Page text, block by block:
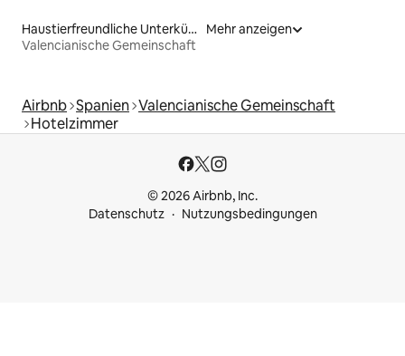
Haustierfreundliche Unterkünfte
Valencianische Gemeinschaft
Mehr anzeigen
Airbnb Spanien Valencianische Gemeinschaft
Hotelzimmer
© 2026 Airbnb, Inc.
Datenschutz
Nutzungsbedingungen